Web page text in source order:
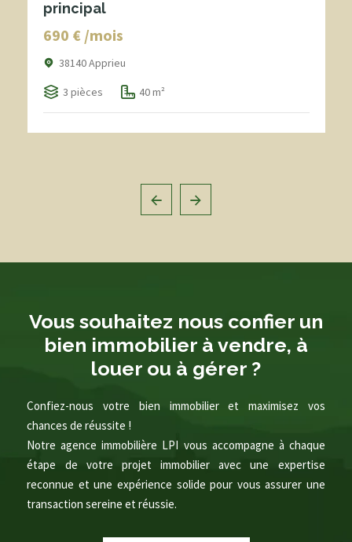
principal
690 € /mois
38140 Apprieu
3 pièces 40 m²
Vous souhaitez nous confier un
bien immobilier à vendre, à
louer ou à gérer ?
Confiez-nous votre bien immobilier et maximisez vos
chances de réussite !
Notre agence immobilière LPI vous accompagne à chaque
étape de votre projet immobilier avec une expertise
reconnue et une expérience solide pour vous assurer une
transaction sereine et réussie.